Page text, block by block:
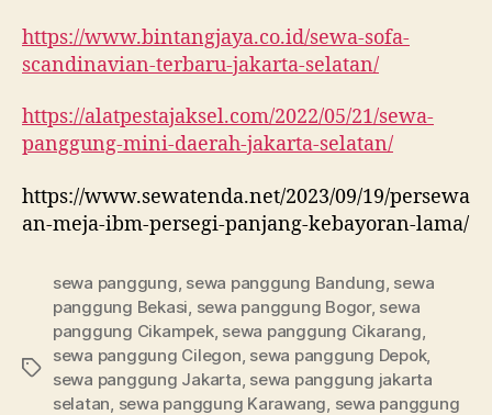
https://www.bintangjaya.co.id/sewa-sofa-
scandinavian-terbaru-jakarta-selatan/
https://alatpestajaksel.com/2022/05/21/sewa-
panggung-mini-daerah-jakarta-selatan/
https://www.sewatenda.net/2023/09/19/persewa
an-meja-ibm-persegi-panjang-kebayoran-lama/
Tag
sewa panggung sewa panggung Bandung sewa
panggung Bekasi sewa panggung Bogor, sewa
panggung Cikampek, sewa panggung Cikarang
sewa panggung Cilegon sewa panggung Depok,
sewa panggung Jakarta sewa panggung jakarta
selatan sewa panggung Karawang sewa panggung